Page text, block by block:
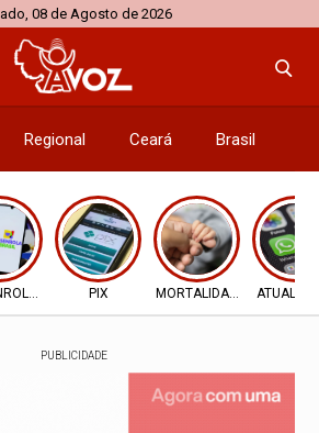
08 de Agosto de 2026
Regional Ceará Brasil
2.0 PIX MORTALIDADE INFANTIL
PUBLICIDADE